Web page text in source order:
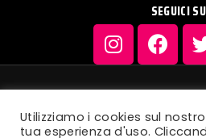
SEGUICI
Privacy
Utilizziamo i cookies sul
tua esperienza d'uso.